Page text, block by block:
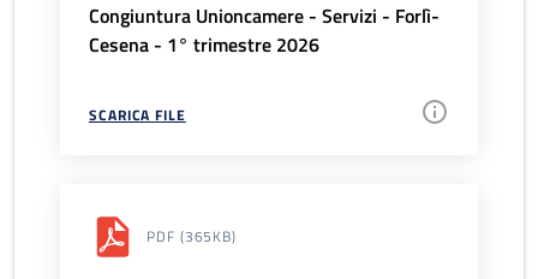
Congiuntura Unioncamere - Servizi - Forlì-
Cesena - 1° trimestre 2026
SCARICA FILE
PDF (365KB)